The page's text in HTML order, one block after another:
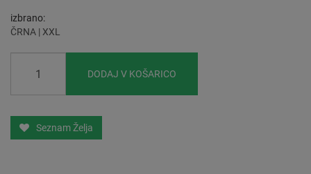
izbrano
ČRNA | XXL
DODAJ V KOŠARICO
Seznam Želja